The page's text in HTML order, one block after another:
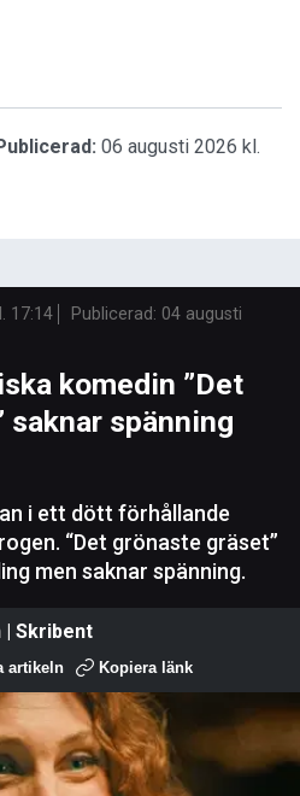
06 augusti 2026 kl.
17:14 Publicerad: 04 augusti
komedin ”Det
saknar spänning
i ett dött förhållande
“Det grönaste gräset”
men saknar spänning.
| Skribent
artikeln Kopiera länk